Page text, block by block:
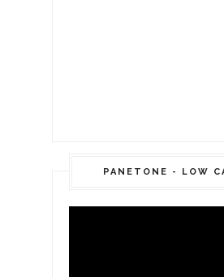
PANETONE - LOW